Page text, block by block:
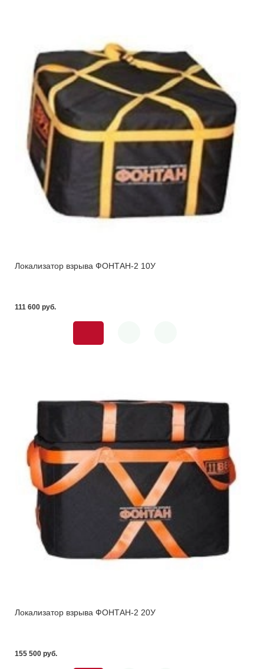
Локализатор взрыва ФОНТАН-2 10У
111 600 pуб.
Локализатор взрыва ФОНТАН-2 20У
155 500 pуб.